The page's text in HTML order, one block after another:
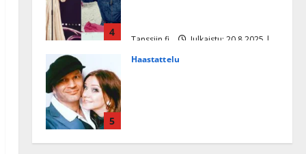
4
Tanssiin.fi
Julkaistu: 20.8.2025 |
5
Haastattelu
Tanssiin.fi
Julkaistu: 27.4.2025 |